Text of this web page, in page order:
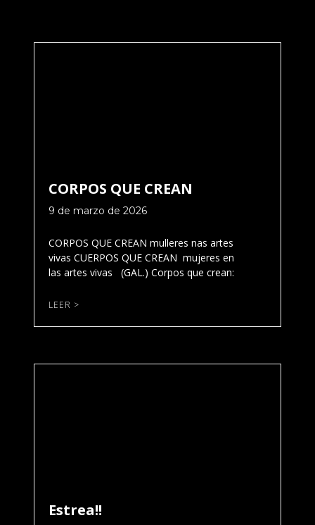
CORPOS QUE CREAN
9 de marzo de 2026
CORPOS QUE CREAN mulleres nas artes
vivas CUERPOS QUE CREAN mujeres en
las artes vivas (GAL.) Corpos que crean:
LEER >
Estrea!!